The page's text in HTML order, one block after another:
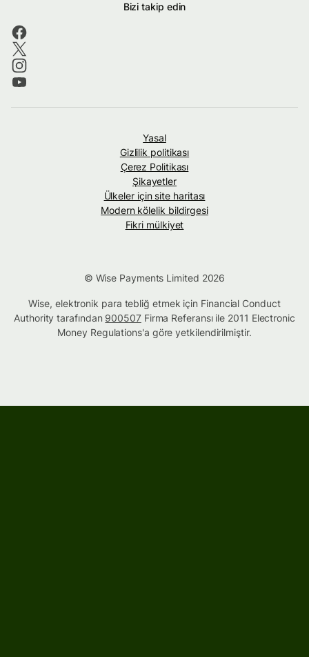
Bizi takip edin
Yasal
Gizlilik politikası
Çerez Politikası
Şikayetler
Ülkeler için site haritası
Modern kölelik bildirgesi
Fikri mülkiyet
© Wise Payments Limited 2026
Wise, elektronik para tebliğ etmek için Financial Conduct
Authority tarafından 900507Firma Referansı ile 2011 Electronic
Money Regulations'a göre yetkilendirilmiştir.